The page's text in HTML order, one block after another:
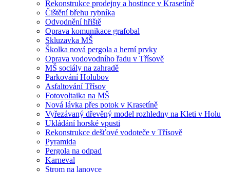
Rekonstrukce prodejny a hostince v Krasetíně
Čištění břehu rybníka
Odvodnění hřiště
Oprava komunikace grafobal
Skluzavka MŠ
Školka nová pergola a herní prvky
Oprava vodovodního řadu v Třísově
MŠ sociály na zahradě
Parkování Holubov
Asfaltování Třísov
Fotovoltaika na MŠ
Nová lávka přes potok v Krasetíně
Vyřezávaný dřevěný model rozhledny na Kleti v Holu
Ukládání horské vpusti
Rekonstrukce dešťové vodoteče v Třísově
Pyramida
Pergola na odpad
Karneval
Strom na lanovce